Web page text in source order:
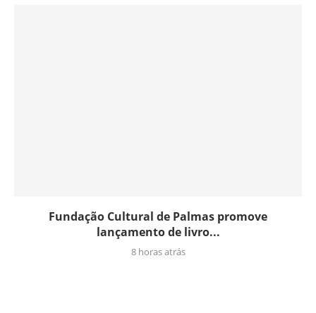
Fundação Cultural de Palmas promove
lançamento de livro...
8 horas atrás